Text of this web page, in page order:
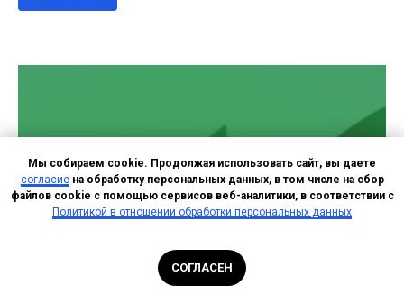
Мы собираем cookie. Продолжая использовать сайт, вы даете
согласие на обработку персональных данных, в том числе на сбор
файлов cookie с помощью сервисов веб-аналитики, в соответствии с
Политикой в отношении обработки персональных данных
СОГЛАСЕН